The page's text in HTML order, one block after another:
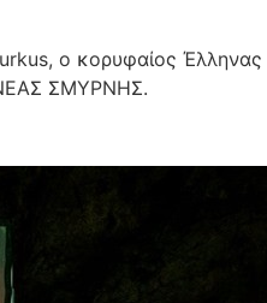
ο κορυφαίος
ΣΜΥΡΝΗΣ.